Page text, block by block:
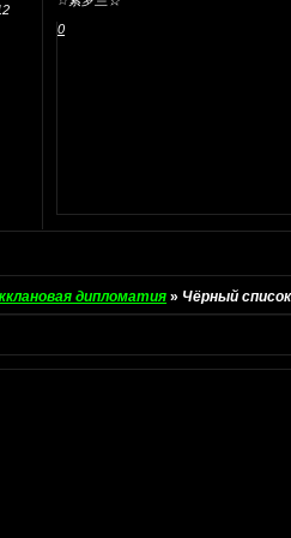
0
дипломатия » Чёрный список